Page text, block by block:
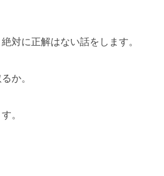
対に正解はない話をします。
か。
。